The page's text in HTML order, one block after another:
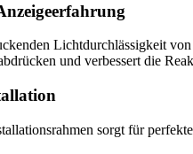
Lichtdurchlässigkeit
und verbessert die
sorgt für